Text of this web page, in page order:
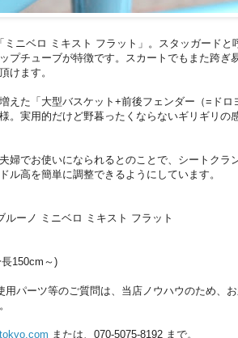
ミニベロ ミキスト フラット」。スタッガードと
プチューブが特徴です。スカートでもまた跨ぎ
けます。
えた「大型バスケット+前後フェンダー（=ドロ
。実用的だけど野暮ったくならないギリギリの
婦でお使いになられるとのことで、シートクラ
ル高を簡単に調整できるようにしています。
ルーノ ミニベロ ミキスト フラット
150cm～)
用パーツ等のご質問は、当店ノウハウのため、
または、070-5075-8192 まで。